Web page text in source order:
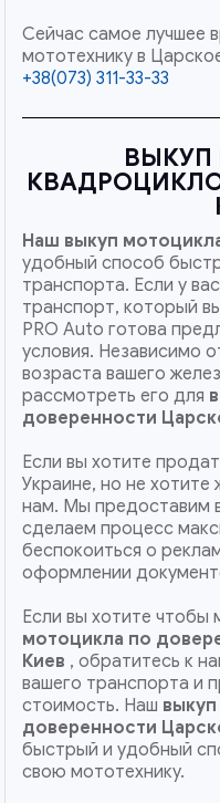
Сейчас самое лучшее
мототехнику в
+38(073) 311-33-33
Наш выкуп
удобный способ
транспорта. Если у
транспорт, который
PRO Auto готова
условия. Независимо
возраста вашего
рассмотреть его для
доверенности
Если вы хотите
Украине, но не
нам. Мы предоставим
сделаем процесс
беспокоиться о
оформлении
Если вы хотите чтобы
мотоцикла по
Киев , обратитесь к
вашего транспорта и
стоимость. Наш
доверенности
быстрый и удобный
свою мототехнику.